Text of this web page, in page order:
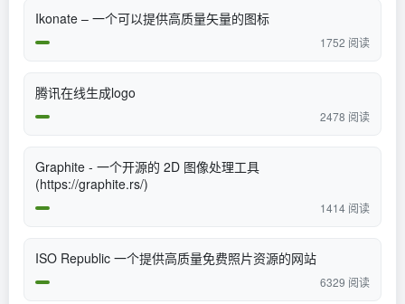
Ikonate – 一个可以提供高质量矢量的图标
1752 阅读
腾讯在线生成logo
2478 阅读
Graphite - 一个开源的 2D 图像处理工具
(https://graphite.rs/)
1414 阅读
​ISO Republic 一个提供高质量免费照片资源的网站
6329 阅读